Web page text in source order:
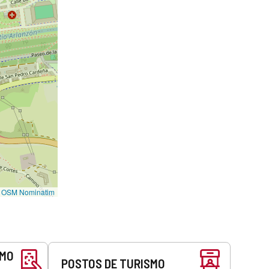
OSM Nominatim
POSTOS DE TURISMO